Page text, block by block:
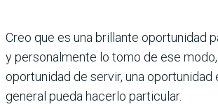
Creo que es una brillante oportunidad
y personalmente lo tomo de ese
oportunidad de servir, una oportunidad
general pueda hacerlo particular.